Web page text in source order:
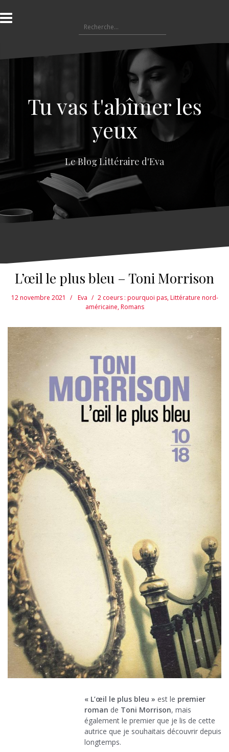
l
a
e
e
Tu vas t'abîmer les
yeux
Le Blog Littéraire d'Eva
L’œil le plus bleu – Toni Morrison
12 novembre 2021 Eva 2 coeurs : pourquoi pas,Littérature nord-
américaine,Romans
« L’œil le plus bleu » est le premier
roman de Toni Morrison, mais
également le premier que je lis de cette
autrice que je souhaitais découvrir depuis
longtemps.